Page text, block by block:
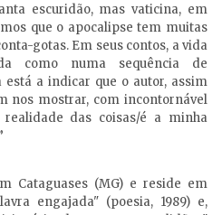
escuridão, mas vaticina, em
que o apocalipse tem muitas
gotas. Em seus contos, a vida
como numa sequência de
está a indicar que o autor, assim
nos mostrar, com incontornável
realidade das coisas/é a minha
Cataguases (MG) e reside em
engajada" (poesia, 1989) e,